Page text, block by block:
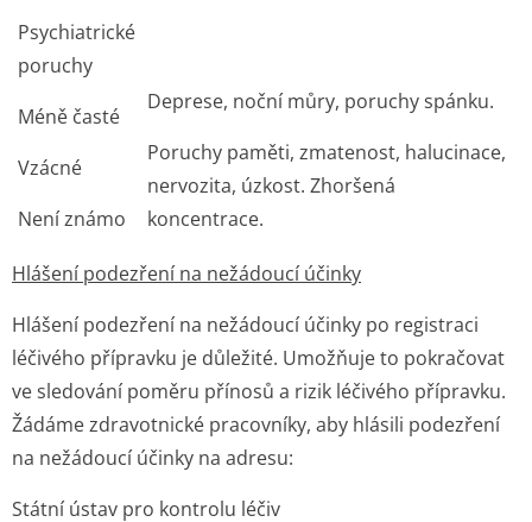
Psychiatrické
poruchy
Méně časté
Vzácné
Není známo
Deprese, noční můry, poruchy spánku.
Poruchy paměti, zmatenost, halucinace,
nervozita, úzkost. Zhoršená
koncentrace.
Hlášení podezření na nežádoucí účinky
Hlášení podezření na nežádoucí účinky po registraci
léčivého přípravku je důležité. Umožňuje to pokračovat
ve sledování poměru přínosů a rizik léčivého přípravku.
Žádáme zdravotnické pracovníky, aby hlásili podezření
na nežádoucí účinky na adresu:
Státní ústav pro kontrolu léčiv